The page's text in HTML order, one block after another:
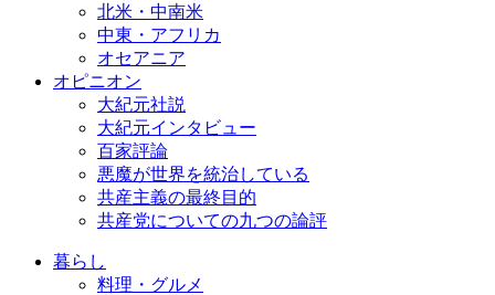
北米・中南米
中東・アフリカ
オセアニア
オピニオン
大紀元社説
大紀元インタビュー
百家評論
悪魔が世界を統治している
共産主義の最終目的
共産党についての九つの論評
暮らし
料理・グルメ